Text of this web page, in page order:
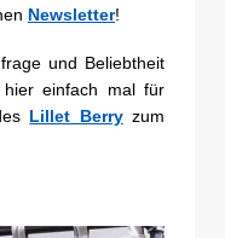
Newsletter!
und Beliebtheit
hier einfach mal für
Lillet Berryzum